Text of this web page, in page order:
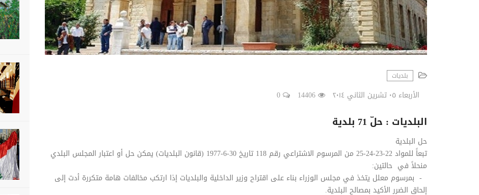
بلديات
الأربعاء ٠٥ تشرين الثاني ٢٠١٤ 14406
0
البلديات : حلّ 71 بلدية
حل البلدية
تبعاً للمواد 22-23-24-25 من المرسوم الاشتراعي رقم 118 تاريخ 30-6-1977 (قانون البلديات) يمكن حل أو اعتبار المجلس البلدي
منحلاً في حالتين:
- بمرسوم معلل يتخذ في مجلس الوزراء بناء على اقتراح وزير الداخلية والبلديات إذا ارتكب مخالفات هامة متكررة أدت إلى
إلحاق الضرر الأكيد بمصالح البلدية.